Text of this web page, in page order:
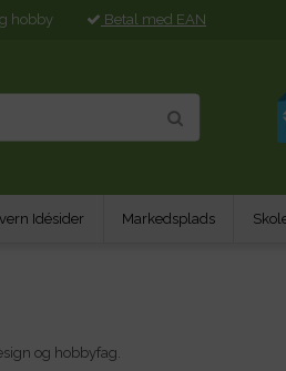
hobby Betal med EAN
Idésider Markedsplads
og hobbyfag.